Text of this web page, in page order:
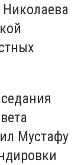
Николаева
Мустафу